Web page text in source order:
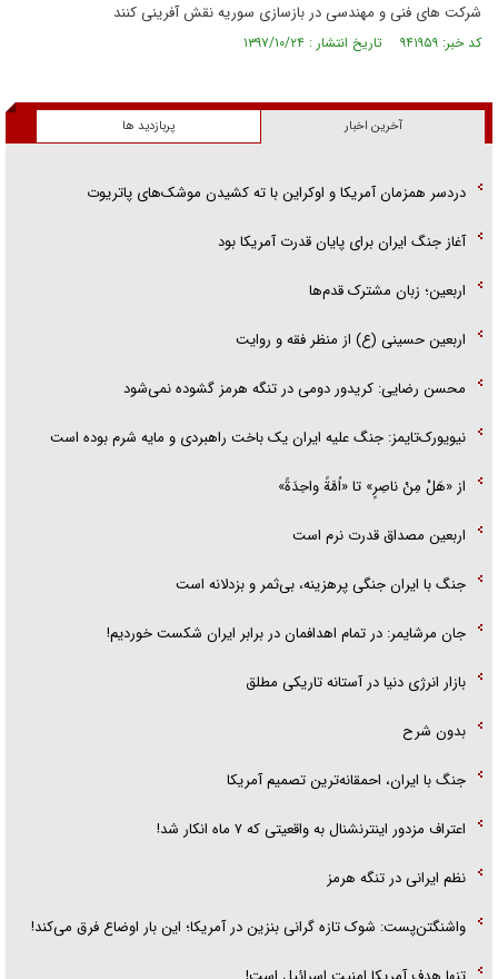
شرکت های فنی و مهندسی در بازسازی سوریه نقش آفرینی کنند
کد خبر: ۹۴۱۹۵۹ تاریخ انتشار : ۱۳۹۷/۱۰/۲۴
آخرین اخبار پربازدید ها
دردسر همزمان آمریکا و اوکراین با ته کشیدن موشک‌های پاتریوت
آغاز جنگ ایران برای پایان قدرت آمریکا بود
اربعین؛ زبان مشترک قدم‌ها
اربعین حسینی (ع) از منظر فقه و روایت
محسن رضایی: کریدور دومی در تنگه هرمز گشوده نمی‌شود
نیویورک‌تایمز: جنگ علیه ایران یک باخت راهبردی و مایه شرم بوده است
از «هَلْ مِنْ ناصِرٍ» تا «اُمَّةً واحِدَةً»
اربعین مصداق قدرت نرم است
جنگ با ایران جنگی پرهزینه، بی‌ثمر و بزدلانه است
جان مرشایمر: در تمام اهدافمان در برابر ایران شکست خوردیم!
بازار انرژی دنیا در آستانه تاریکی مطلق
بدون شرح
جنگ با ایران، احمقانه‌ترین تصمیم آمریکا
اعتراف مزدور اینترنشنال به واقعیتی که ۷ ماه انکار شد!
نظم ایرانی در تنگه هرمز
واشنگتن‌پست: شوک تازه گرانی بنزین در آمریکا؛ این بار اوضاع فرق می‌کند!